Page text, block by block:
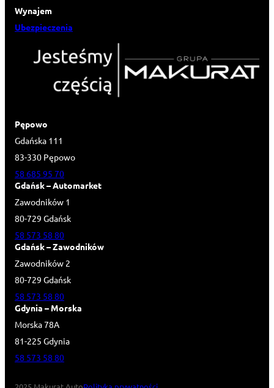
Wynajem
Ubezpieczenia
Pępowo
Gdańska 111
83-330 Pępowo
58 685 95 70
Gdańsk – Automarket
Zawodników 1
80-729 Gdańsk
58 573 58 80
Gdańsk – Zawodników
Zawodników 2
80-729 Gdańsk
58 573 58 80
Gdynia – Morska
Morska 78A
81-225 Gdynia
58 573 58 80